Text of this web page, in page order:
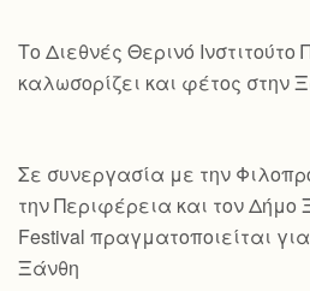
Το Διεθνές Θερινό Ινστιτούτο
καλωσορίζει και φέτος στην
Σε συνεργασία με την
την Περιφέρεια και τον Δήμο
Festival πραγματοποιείται
Ξάνθη